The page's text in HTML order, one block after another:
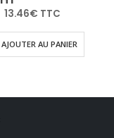
13.46€ TTC
AJOUTER AU PANIER